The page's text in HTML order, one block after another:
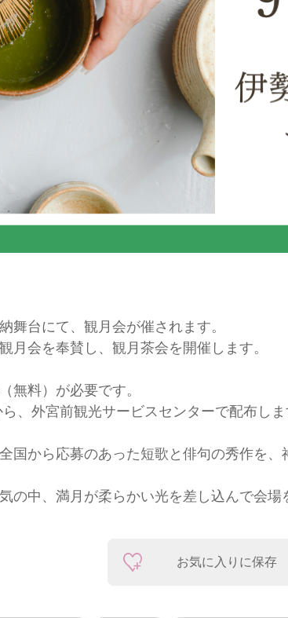
台にて、観月会が催されます。
月会を奉賛し、観月茶会を開催します。
無料）が必要です。
、外宮前観光サービスセンターで配布しま
国から応募のあった短歌と俳句の秀作を
の中、満月が柔らかい光を差し込んで会場
お気に入りに保存